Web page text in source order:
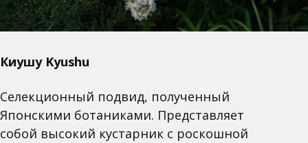
Киушу Kyushu
Селекционный подвид, полученный
Японскими ботаниками. Представляет
собой высокий кустарник с роскошной